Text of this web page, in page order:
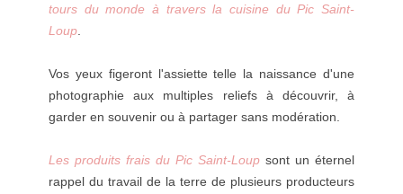
tours du monde à travers la cuisine du Pic Saint-
Loup
Vos yeux figeront l'assiette telle la naissance d'une
photographie aux multiples reliefs à découvrir, à
garder en souvenir ou à partager sans modération.
Les produits frais du Pic Saint-Loup sont un éternel
rappel du travail de la terre de plusieurs producteurs